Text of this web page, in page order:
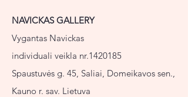
NAVICKAS GALLERY
Vygantas Navickas
individuali veikla nr.1420185
Spaustuvės g. 45, Saliai, Domeikavos sen.,
Kauno r. sav. Lietuva